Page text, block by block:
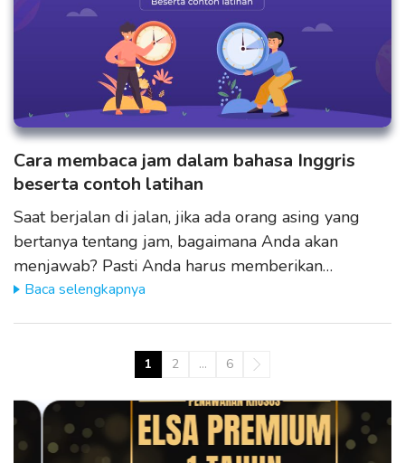
Cara membaca jam dalam bahasa Inggris
beserta contoh latihan
Saat berjalan di jalan, jika ada orang asing yang
bertanya tentang jam, bagaimana Anda akan
menjawab? Pasti Anda harus memberikan…
Baca selengkapnya
1 2 … 6